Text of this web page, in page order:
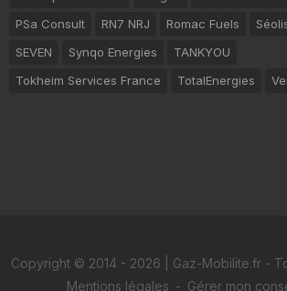
PSa Consult
RN7 NRJ Romac Fuels
SEVEN
Synqo Energies
TANKYOU
Tokheim Services France
TotalEnergies
Copyright © 2014 - 2026 | Gaz-Mobilite.fr -
Mentions légales - Gérer mon